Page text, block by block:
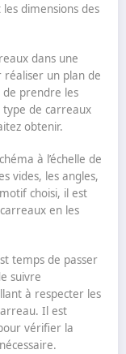
dimensions des
dans une
un plan de
de prendre les
type de carreaux
obtenir.
à l’échelle de
vides, les angles,
choisi, il est
en les
temps de passer
suivre
à respecter les
Il est
vérifier la